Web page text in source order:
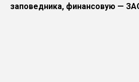
заповедника, финансовую —